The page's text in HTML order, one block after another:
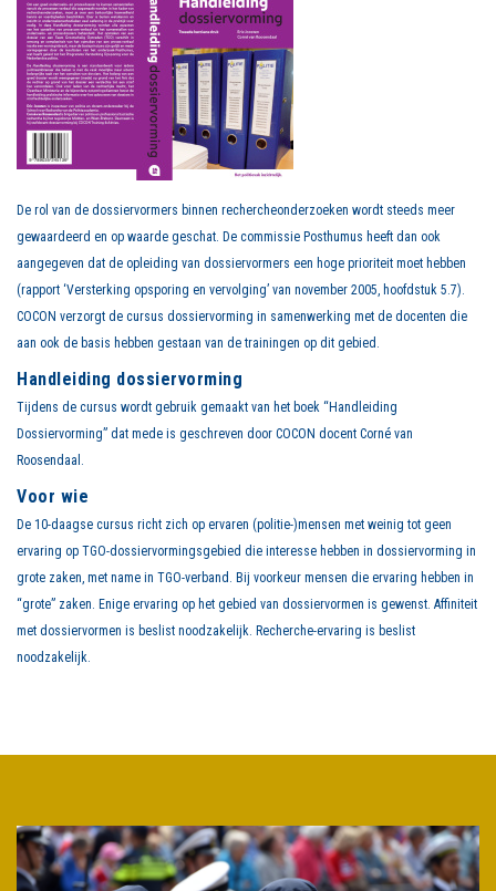
De rol van de dossiervormers binnen rechercheonderzoeken wordt steeds meer
gewaardeerd en op waarde geschat. De commissie Posthumus heeft dan ook
aangegeven dat de opleiding van dossiervormers een hoge prioriteit moet hebben
(rapport ‘Versterking opsporing en vervolging’ van november 2005, hoofdstuk 5.7).
COCON verzorgt de cursus dossiervorming in samenwerking met de docenten die
aan ook de basis hebben gestaan van de trainingen op dit gebied.
Handleiding dossiervorming
Tijdens de cursus wordt gebruik gemaakt van het boek “Handleiding
Dossiervorming” dat mede is geschreven door COCON docent Corné van
Roosendaal.
Voor wie
De 10-daagse cursus richt zich op ervaren (politie-)mensen met weinig tot geen
ervaring op TGO-dossiervormingsgebied die interesse hebben in dossiervorming in
grote zaken, met name in TGO-verband. Bij voorkeur mensen die ervaring hebben in
“grote” zaken. Enige ervaring op het gebied van dossiervormen is gewenst. Affiniteit
met dossiervormen is beslist noodzakelijk. Recherche-ervaring is beslist
noodzakelijk.